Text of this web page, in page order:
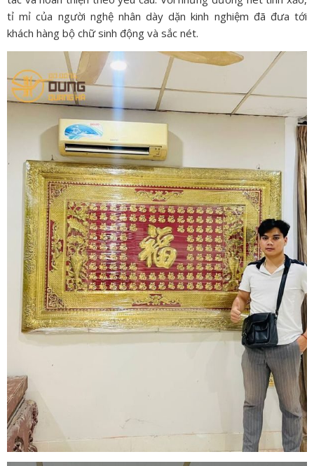
tỉ mỉ của người nghệ nhân dày dặn kinh nghiệm đã đưa tới
khách hàng bộ chữ sinh động và sắc nét.